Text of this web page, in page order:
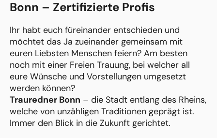
Bonn – Zertifizierte Profis
Ihr habt euch füreinander entschieden und
möchtet das Ja zueinander gemeinsam mit
euren Liebsten Menschen feiern? Am besten
noch mit einer Freien Trauung, bei welcher all
eure Wünsche und Vorstellungen umgesetzt
werden können?
Trauredner Bonn – die Stadt entlang des Rheins,
welche von unzähligen Traditionen geprägt ist.
Immer den Blick in die Zukunft gerichtet.